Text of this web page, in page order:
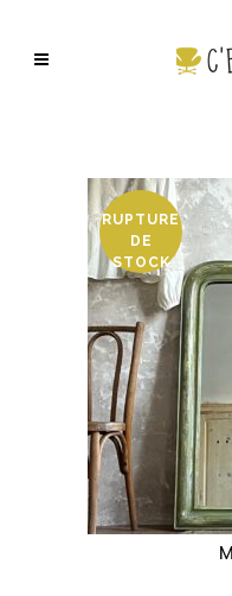
RUPTURE
DE
STOCK